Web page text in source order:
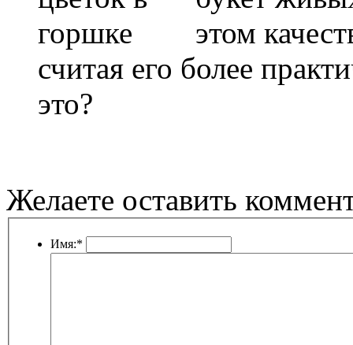
этом
считая его более
это?
Желаете оставить
Имя:*